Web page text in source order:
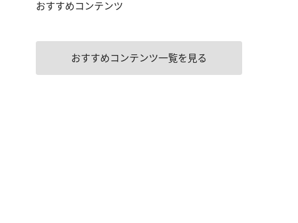
おすすめコンテンツ
おすすめコンテンツ一覧を見る